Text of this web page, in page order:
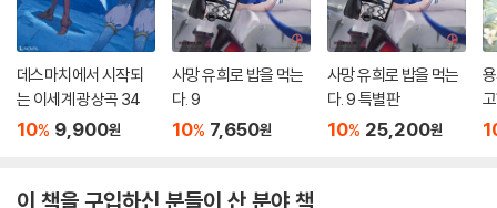
데스마치에서 시작되
는 이세계 광상곡 34
10% 9,900원
사망 유희로 밥을 먹는
다. 9
10% 7,650원
사망 유희로 밥을 먹는
다. 9 특별판
10% 25,200원
이 책을 구입하신 분들이 산 분야 책